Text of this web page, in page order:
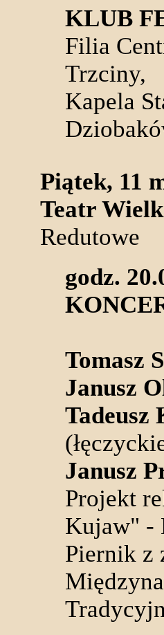
KLUB
Filia
Trzciny,
Kapela
Piątek, 11
Teatr
Redutowe
godz.
Tomasz
Janusz
Tadeusz
Janusz
Projekt
Kujaw" -
Piernik z